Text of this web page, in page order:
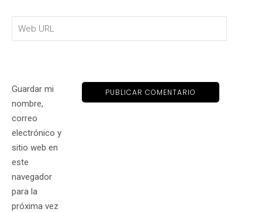
Guardar mi
nombre,
correo
electrónico y
sitio web en
este
navegador
para la
próxima vez